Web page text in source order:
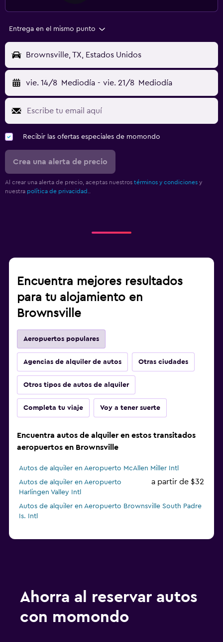
Entrega en el mismo punto
Brownsville, TX, Estados Unidos
vie. 14/8 Mediodía - vie. 21/8 Mediodía
Recibir las ofertas especiales de momondo
Crea una alerta de precio
Al crear una alerta de precio, aceptas nuestros términos y condiciones y
nuestra política de privacidad.
Encuentra mejores resultados
para tu alojamiento en
Brownsville
Aeropuertos populares
Agencias de alquiler de autos Otras ciudades
Otros tipos de autos de alquiler
Completa tu viaje Voy a tener suerte
Encuentra autos de alquiler en estos transitados
aeropuertos en Brownsville
Autos de alquiler en Aeropuerto McAllen Miller Intl
Autos de alquiler en Aeropuerto
Harlingen Valley Intl
a partir de $32
Autos de alquiler en Aeropuerto Brownsville South Padre
Is. Intl
Ahorra al reservar autos
con momondo